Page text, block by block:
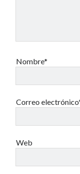
Nombre*
Correo
Web